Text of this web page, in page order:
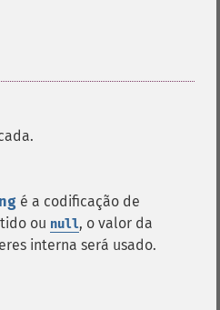
é a codificação de
ou null, o valor da
interna será usado.